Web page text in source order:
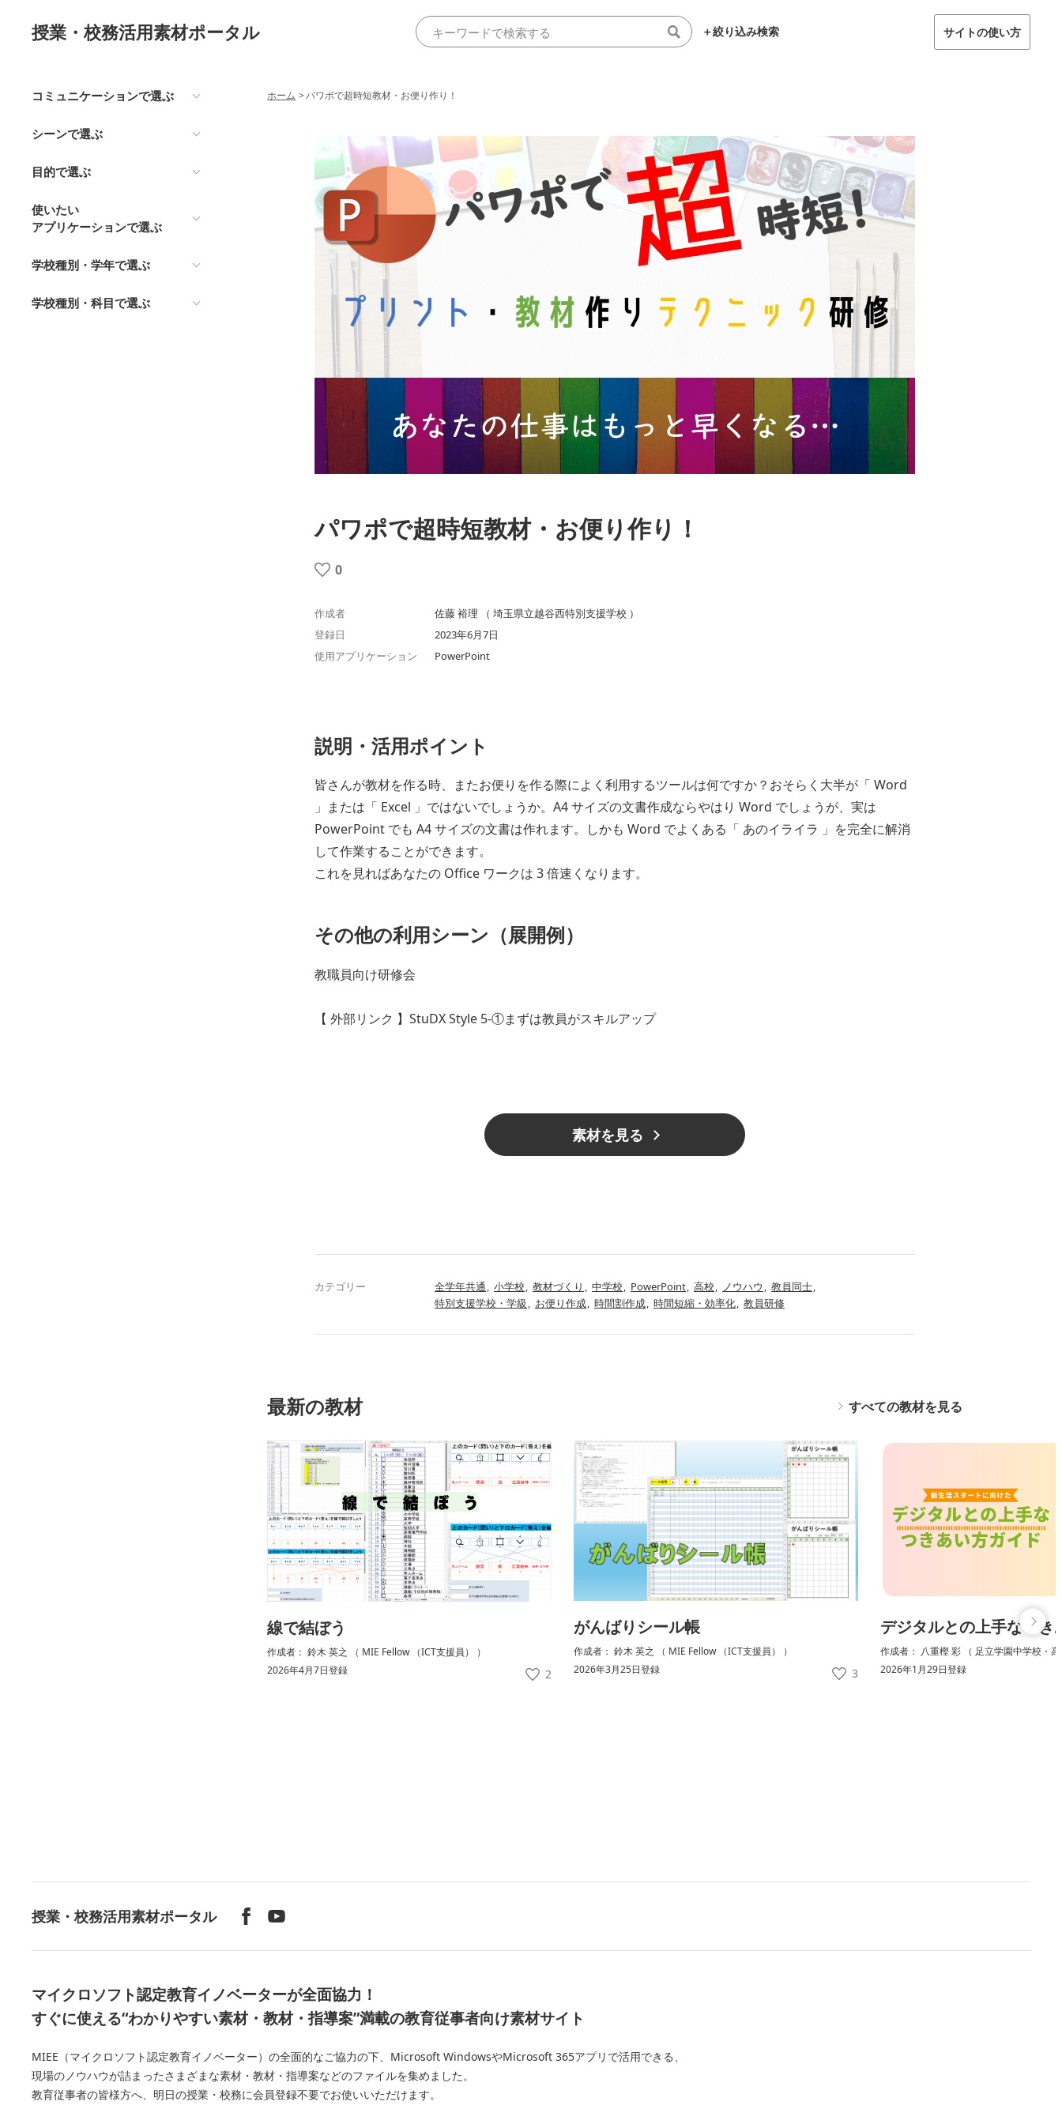
授業・校務活用素材ポータル ＋絞り込み検索 サイトの使い方
コミュニケーションで選ぶ
シーンで選ぶ
目的で選ぶ
使いたい
アプリケーションで選ぶ
学校種別・学年で選ぶ
学校種別・科目で選ぶ
ホーム >パワポで超時短教材・お便り作り！
パワポで超時短教材・お便り作り！
0
作成者
佐藤 裕理 （ 埼玉県立越谷西特別支援学校 ）
登録日
2023年6月7日
使用アプリケーション
PowerPoint
説明・活用ポイント
皆さんが教材を作る時、またお便りを作る際によく利用するツールは何ですか？おそらく大半が「 Word
」または「 Excel 」ではないでしょうか。A4 サイズの文書作成ならやはり Word でしょうが、実は
PowerPoint でも A4 サイズの文書は作れます。しかも Word でよくある「 あのイライラ 」を完全に解消
して作業することができます。
これを見ればあなたの Office ワークは 3 倍速くなります。
その他の利用シーン（展開例）
教職員向け研修会
【 外部リンク 】StuDX Style 5-①まずは教員がスキルアップ
素材を見る
カテゴリー 全学年共通 小学校 教材づくり 中学校 PowerPoint 高校 ノウハウ
教員同士
特別支援学校・学級
お便り作成 時間割作成 時間短縮・効率化 教員研修
最新の教材 すべての教材を見る
線で結ぼう
作成者： 鈴木 英之 （ MIE Fellow （ICT支援員） ）
2026年4月7日登録
2
がんばりシール帳
作成者： 鈴木 英之 （ MIE Fellow （ICT支援員） ）
2026年3月25日登録
3
デジタルとの上手なつき
作成者： 八重樫 彩 （ 足立学園中学校・
2026年1月29日登録
授業・校務活用素材ポータル
マイクロソフト認定教育イノベーターが全面協力！
すぐに使える“わかりやすい素材・教材・指導案”満載の教育従事者向け素材サイト
MIEE（マイクロソフト認定教育イノベーター）の全面的なご協力の下、Microsoft WindowsやMicrosoft 365アプリで活用できる、
現場のノウハウが詰まったさまざまな素材・教材・指導案などのファイルを集めました。
教育従事者の皆様方へ、明日の授業・校務に会員登録不要でお使いいただけます。